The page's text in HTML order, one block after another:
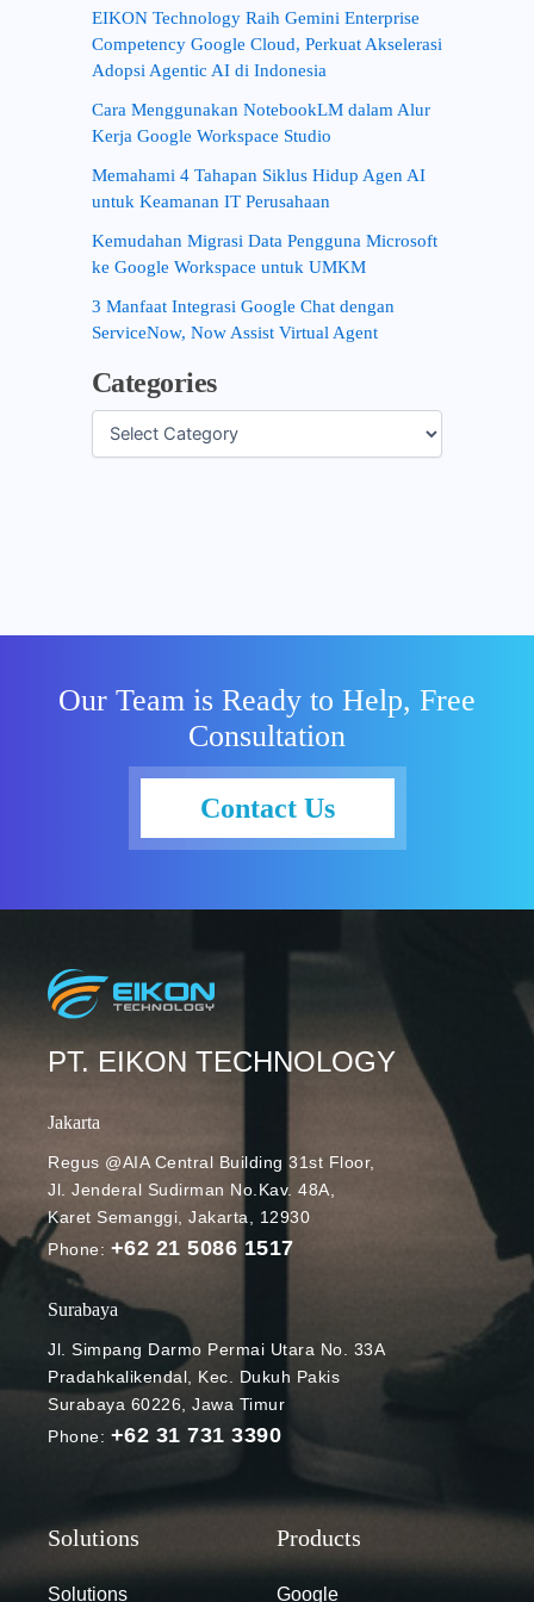
EIKON Technology Raih Gemini Enterprise
Competency Google Cloud, Perkuat Akselerasi
Adopsi Agentic AI di Indonesia
Cara Menggunakan NotebookLM dalam Alur
Kerja Google Workspace Studio
Memahami 4 Tahapan Siklus Hidup Agen AI
untuk Keamanan IT Perusahaan
Kemudahan Migrasi Data Pengguna Microsoft
ke Google Workspace untuk UMKM
3 Manfaat Integrasi Google Chat dengan
ServiceNow, Now Assist Virtual Agent
Categories
Our Team is Ready to Help, Free
Consultation
Contact Us
PT. EIKON TECHNOLOGY
Jakarta
Regus @AIA Central Building 31st Floor,
Jl. Jenderal Sudirman No.Kav. 48A,
Karet Semanggi, Jakarta, 12930
Phone: +62 21 5086 1517
Surabaya
Jl. Simpang Darmo Permai Utara No. 33A
Pradahkalikendal, Kec. Dukuh Pakis
Surabaya 60226, Jawa Timur
Phone: +62 31 731 3390
Solutions Google